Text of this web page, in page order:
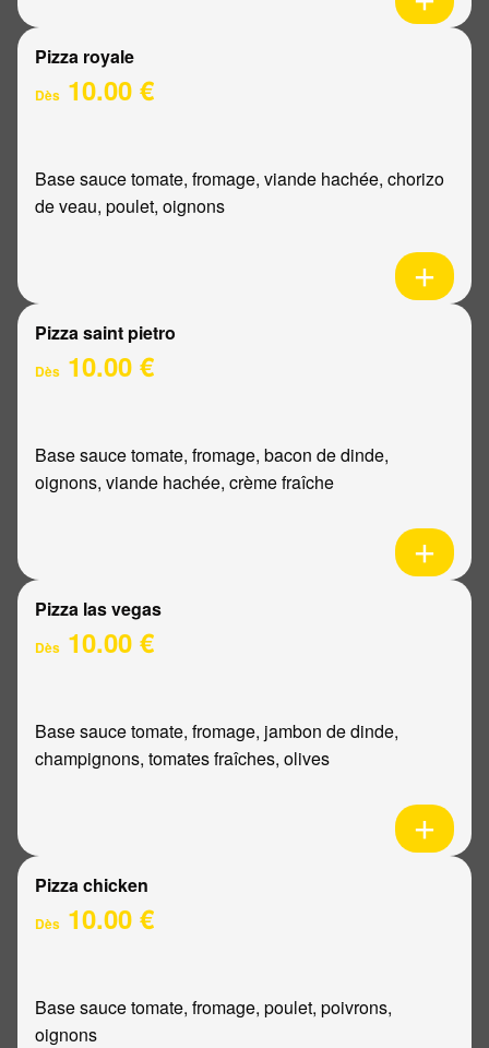
Pizza royale
Dès 10.00 €
Base sauce tomate, fromage, viande hachée, chorizo
de veau, poulet, oignons
Pizza saint pietro
Dès 10.00 €
Base sauce tomate, fromage, bacon de dinde,
oignons, viande hachée, crème fraîche
Pizza las vegas
Dès 10.00 €
Base sauce tomate, fromage, jambon de dinde,
champignons, tomates fraîches, olives
Pizza chicken
Dès 10.00 €
Base sauce tomate, fromage, poulet, poivrons,
oignons